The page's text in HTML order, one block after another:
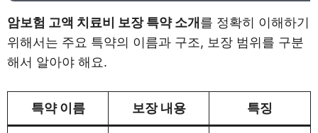
암보험 고액 치료비 보장 특약 소개를 정확히 이해하기
위해서는 주요 특약의 이름과 구조, 보장 범위를 구분
해서 알아야 해요.
특약 이름 보장 내용 특징